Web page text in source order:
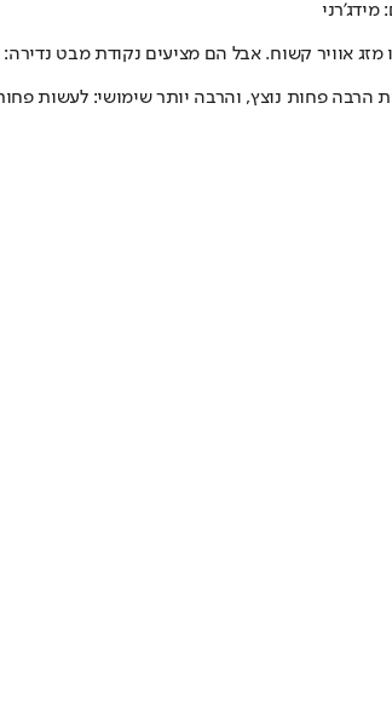
אוויר קשוח. אבל הם מציעים נקודת מבט
הרבה פחות נוצץ, והרבה יותר שימושי: לעשות